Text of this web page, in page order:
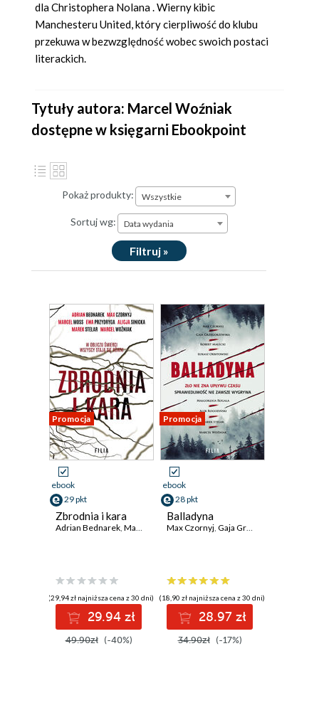
dla Christophera Nolana . Wierny kibic
Manchesteru United, który cierpliwość do klubu
przekuwa w bezwzględność wobec swoich postaci
literackich.
Tytuły autora: Marcel Woźniak
dostępne w księgarni Ebookpoint
Pokaż produkty: Wszystkie
Sortuj wg: Data wydania
Filtruj »
Promocja
ebook
29 pkt
Zbrodnia i kara
Adrian Bednarek, Max Czornyj ,Marcel Moss,Ewa Przydryga
(29,94 zł najniższa cena z 30 dni)
29.94 zł
49.90zł (-40%)
Promocja
ebook
28 pkt
Balladyna
Max Czornyj, Gaja Grzegorzewska
(18,90 zł najniższa cena z 30 dni)
28.97 zł
34.90zł (-17%)